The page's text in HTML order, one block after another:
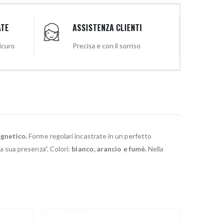
ASSISTENZA CLIENTI
Precisa e con il sorriso
Forme regolari incastrate in un perfetto
presenza”. Colori: bianco,arancio e fumè.Nella